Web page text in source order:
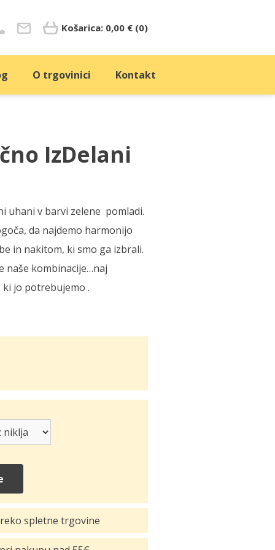
Košarica: 0,00 € (0)
O trgovinici Kontakt
uhani v barvi zelene pomladi.
da najdemo harmonijo
in nakitom, ki smo ga izbrali.
naše kombinacije…naj
jo potrebujemo .
spletne trgovine